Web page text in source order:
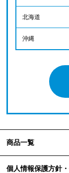
北海道
沖縄
商品一覧
個人情報保護方針